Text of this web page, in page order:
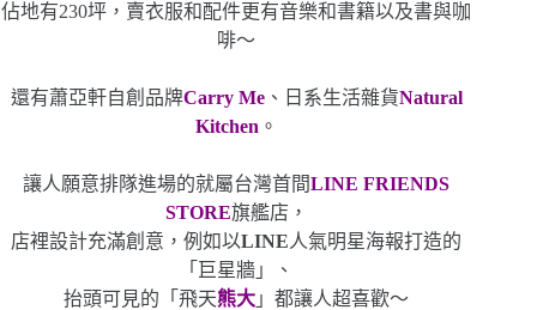
佔地有230坪，賣衣服和配件更有音樂和書籍以及書與咖
啡～
還有蕭亞軒自創品牌Carry Me、日系生活雜貨Natural
Kitchen 。
讓人願意排隊進場的就屬台灣首間LINE FRIENDS
STORE旗艦店，
店裡設計充滿創意，例如以LINE人氣明星海報打造的
「巨星牆」、
抬頭可見的「飛天熊大 」都讓人超喜歡～